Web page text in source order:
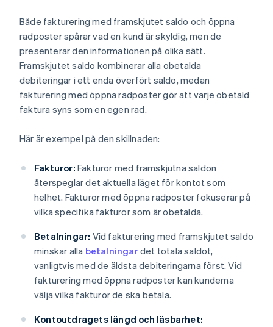
Både fakturering med framskjutet saldo och öppna
radposter spårar vad en kund är skyldig, men de
presenterar den informationen på olika sätt.
Framskjutet saldo kombinerar alla obetalda
debiteringar i ett enda överfört saldo, medan
fakturering med öppna radposter gör att varje obetald
faktura syns som en egen rad.
Här är exempel på den skillnaden:
Fakturor: Fakturor med framskjutna saldon
återspeglar det aktuella läget för kontot som
helhet. Fakturor med öppna radposter fokuserar på
vilka specifika fakturor som är obetalda.
Betalningar: Vid fakturering med framskjutet saldo
minskar alla betalningardet totala saldot,
vanligtvis med de äldsta debiteringarna först. Vid
fakturering med öppna radposter kan kunderna
välja vilka fakturor de ska betala.
Kontoutdragets längd och läsbarhet: